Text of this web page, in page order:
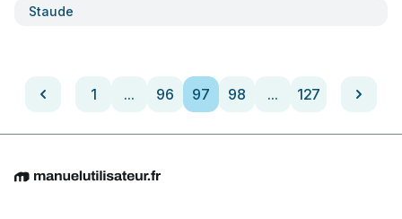
Staude
1 ... 96 97 98 ... 127